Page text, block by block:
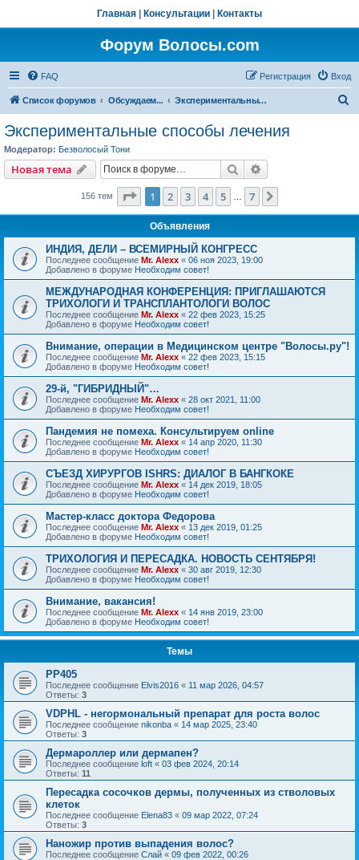
Главная Консультации Контакты
Форум Волосы.com
FAQ Вход
Регистрация
Список форумов Обсуждаем... Экспериментальные способы лечения
Экспериментальные способы лечения
Модератор: Безволосый Тони
Новая тема Поиск
156 тем Страница из
1 2 3 4 5 7
Объявления
ИНДИЯ, ДЕЛИ – ВСЕМИРНЫЙ КОНГРЕСС
Последнее сообщение Mr. Alexx « 06 ноя 2023, 19:00
Добавлено в форуме Необходим совет!
МЕЖДУНАРОДНАЯ КОНФЕРЕНЦИЯ: ПРИГЛАШАЮТСЯ
ТРИХОЛОГИ И ТРАНСПЛАНТОЛОГИ ВОЛОС
Последнее сообщение Mr. Alexx « 22 фев 2023, 15:25
Добавлено в форуме Необходим совет!
Внимание, операции в Медицинском центре "Волосы.ру"!
Последнее сообщение Mr. Alexx « 22 фев 2023, 15:15
Добавлено в форуме Необходим совет!
29-й, "ГИБРИДНЫЙ"…
Последнее сообщение Mr. Alexx « 28 окт 2021, 11:00
Добавлено в форуме Необходим совет!
Пандемия не помеха. Консультируем online
Последнее сообщение Mr. Alexx « 14 апр 2020, 11:30
Добавлено в форуме Необходим совет!
СЪЕЗД ХИРУРГОВ ISHRS: ДИАЛОГ В БАНГКОКЕ
Последнее сообщение Mr. Alexx « 14 дек 2019, 18:05
Добавлено в форуме Необходим совет!
Мастер-класс доктора Федорова
Последнее сообщение Mr. Alexx « 13 дек 2019, 01:25
Добавлено в форуме Необходим совет!
ТРИХОЛОГИЯ И ПЕРЕСАДКА. НОВОСТЬ СЕНТЯБРЯ!
Последнее сообщение Mr. Alexx « 30 авг 2019, 12:30
Добавлено в форуме Необходим совет!
Внимание, вакансия!
Последнее сообщение Mr. Alexx « 14 янв 2019, 23:00
Добавлено в форуме Необходим совет!
Темы
РР405
Последнее сообщение Elvis2016 « 11 мар 2026, 04:57
Ответы: 3
VDPHL - негормональный препарат для роста волос
Последнее сообщение nikonba « 14 мар 2025, 23:40
Ответы: 3
Дермароллер или дермапен?
Последнее сообщение loft « 03 фев 2024, 20:14
Ответы: 11
Пересадка сосочков дермы, полученных из стволовых
клеток
Последнее сообщение Elena83 « 09 мар 2022, 07:24
Ответы: 3
Наножир против выпадения волос?
Последнее сообщение Слай « 09 фев 2022, 00:26